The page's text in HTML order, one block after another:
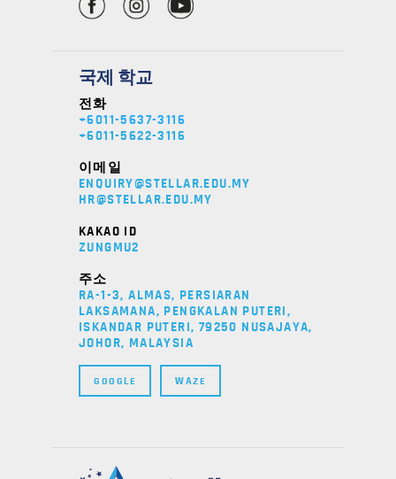
국제 학교
전화
+6011-5637-3116
+6011-5622-3116
이메일
ENQUIRY@STELLAR.EDU.MY
HR@STELLAR.EDU.MY
KAKAO ID
ZUNGMU2
주소
RA-1-3, ALMAS, PERSIARAN
LAKSAMANA, PENGKALAN PUTERI,
ISKANDAR PUTERI, 79250 NUSAJAYA,
JOHOR, MALAYSIA
GOOGLE WAZE